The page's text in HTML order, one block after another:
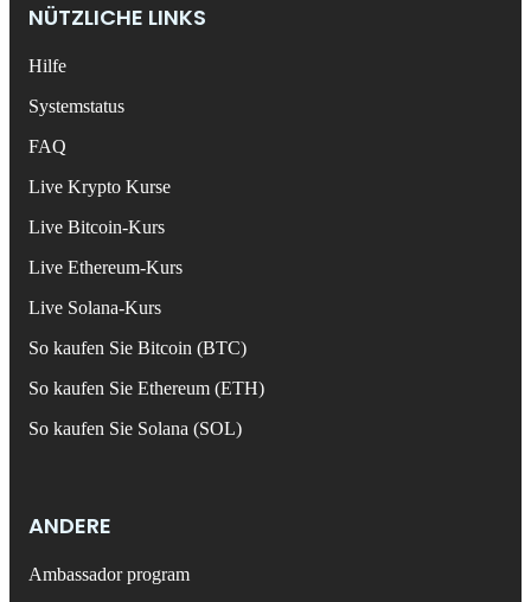
NÜTZLICHE LINKS
Hilfe
Systemstatus
FAQ
Live Krypto Kurse
Live Bitcoin-Kurs
Live Ethereum-Kurs
Live Solana-Kurs
So kaufen Sie Bitcoin (BTC)
So kaufen Sie Ethereum (ETH)
So kaufen Sie Solana (SOL)
ANDERE
Ambassador program